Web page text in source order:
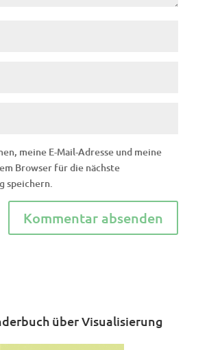
meine E-Mail-Adresse und meine
Browser für die nächste
speichern.
über Visualisierung